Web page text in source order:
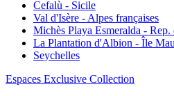
Cefalù - Sicile
Val d'Isère - Alpes françaises
Michès Playa Esmeralda -
La Plantation d'Albion - Île
Seychelles
Espaces Exclusive Collection